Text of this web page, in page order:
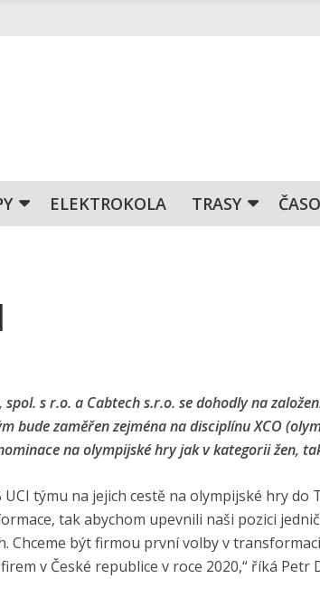
ELEKTROKOLA TRASY
s r.o. a Cabtech s.r.o. se dohodly na
bude zaměřen zejména na disciplínu XCO
na olympijské hry jak v kategorii žen,
týmu na jejich cestě na olympijské hry do
tak abychom upevnili naši pozici
Chceme být firmou první volby v
v České republice v roce 2020,“ říká Petr